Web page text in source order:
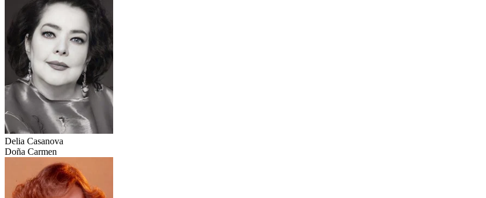
Delia Casanova
Doña Carmen